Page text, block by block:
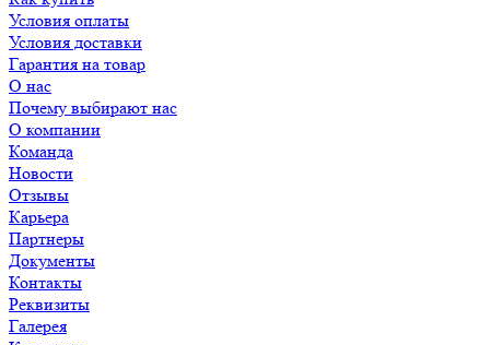
Условия оплаты
Условия доставки
Гарантия на товар
О нас
Почему выбирают нас
О компании
Команда
Новости
Отзывы
Карьера
Партнеры
Документы
Контакты
Реквизиты
Галерея